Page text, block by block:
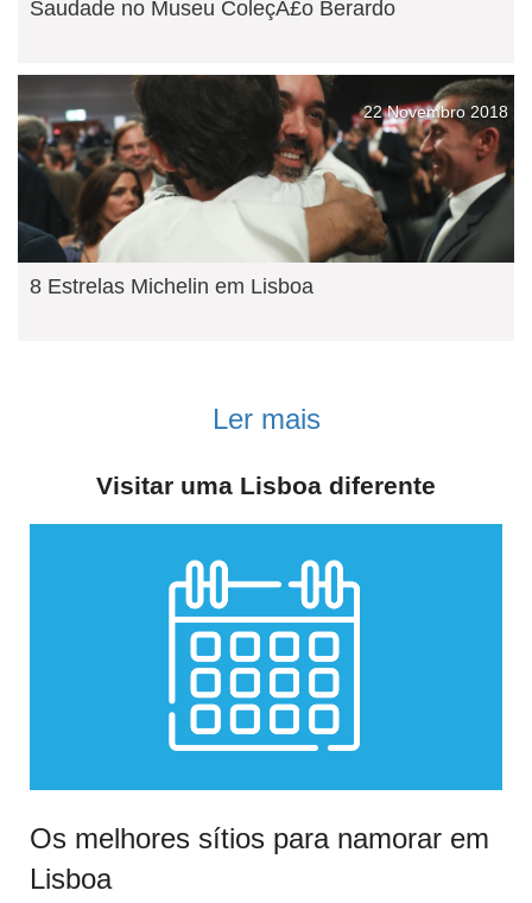
Saudade no Museu ColeçÃ£o Berardo
22 Novembro 2018
8 Estrelas Michelin em Lisboa
Ler mais
Visitar uma Lisboa diferente
Os melhores sítios para namorar em
Lisboa